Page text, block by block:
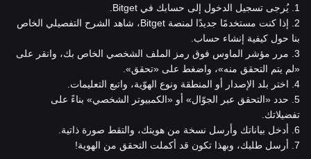
1
.يُرجى تسجيل الدخول إلى حسابك في Bitget.
2
إذا كنت مستخدمًا جديدًا لمنصة Bitget، شاهد الشرح التفصيلي الخاص
بنا حول كيفية إنشاء حساب.
3 مرر مؤشر الماوس فوق رمز الملف الشخصي الخاص بك، وانقر على
«لم يتم التحقق منه»، واضغط على «تحقق».
4 اختر بلد الإصدار أو المنطقة ونوع الهوّية، واتبع التعليمات.
5 حدد «التحقق عبر الجوّال» أو «الكمبيوتر الشخصي» بناءً على
تفضيلاتك.
6 أدخل بياناتك وأرسل نسخة من هويتك، والتقط صورة ذاتية.
7 أرسل طلبك، وبهذا تكون قد أكملت التحقق من الهوية!